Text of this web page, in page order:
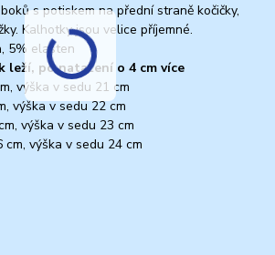
s potiskem na přední straně kočičky,
Kalhotky jsou velice příjemné.
5% elasten
leží, po natažení o 4 cm více
výška v sedu 21 cm
výška v sedu 22 cm
výška v sedu 23 cm
výška v sedu 24 cm